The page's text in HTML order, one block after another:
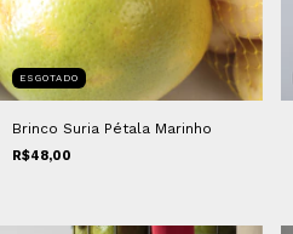
ESGOTADO
Brinco Suria Pétala Marinho
R$48,00